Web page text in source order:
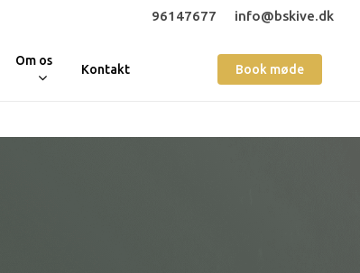
96147677 info@bskive.dk
Om os
Kontakt Book møde